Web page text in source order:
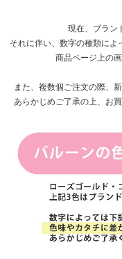
現在、ブラン
それに伴い、数字の種類によ
商品ページ上の
また、複数個ご注文の際、
あらかじめご了承の上、お